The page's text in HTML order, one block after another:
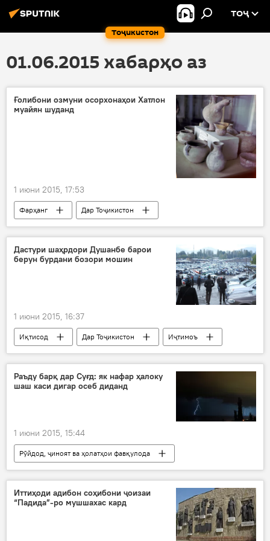
Тоҷикистон
ТОҶ
01.06.2015 хабарҳо аз
Ғолибони озмуни осорхонаҳои Хатлон
муайян шуданд
1 июни 2015, 17:53
Фарҳанг
Дар Тоҷикистон
Ҳамаи хабарҳо
Қурғонтеппа
Ховалинг
Фархор
"Авесто"
озмун
осорхонаҳо
ҷойи аввал
Дастури шаҳрдори Душанбе барои
берун бурдани бозори мошин
1 июни 2015, 16:37
Иқтисод Дар Тоҷикистон
Иҷтимоъ
Ҳамаи хабарҳо
Душанбе
Маҳмадсаид Убайдуллоев
қатъи фаъолияти бозори мошин
Раъду барқ дар Суғд: як нафар ҳалоку
шаш каси дигар осеб диданд
1 июни 2015, 15:44
Рӯйдод, ҷиноят ва ҳолатҳои фавқулода
Дар Тоҷикистон
Тандурустӣ
Иҷтимоъ
Ҳамаи хабарҳо
Суғд
ноҳияи Бобоҷон Ғафуров
Иттиҳоди адибон соҳибони ҷоизаи
“Падида”-ро мушшахас кард